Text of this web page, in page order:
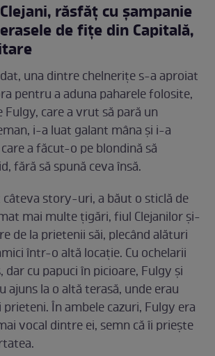
răsfăț cu șampanie
de fițe din Capitală,
una dintre chelnerițe s-a aproiat
pentru a aduna paharele folosite,
care a vrut să pară un
i-a luat galant mâna și i-a
a făcut-o pe blondină să
fără să spună ceva însă.
câteva story-uri, a băut o sticlă de
mai multe țigări, fiul Clejanilor și-
de la prietenii săi, plecând alături
într-o altă locație. Cu ochelarii
dar cu papuci în picioare, Fulgy și
ajuns la o altă terasă, unde erau
În ambele cazuri, Fulgy era
vocal dintre ei, semn că îi priește